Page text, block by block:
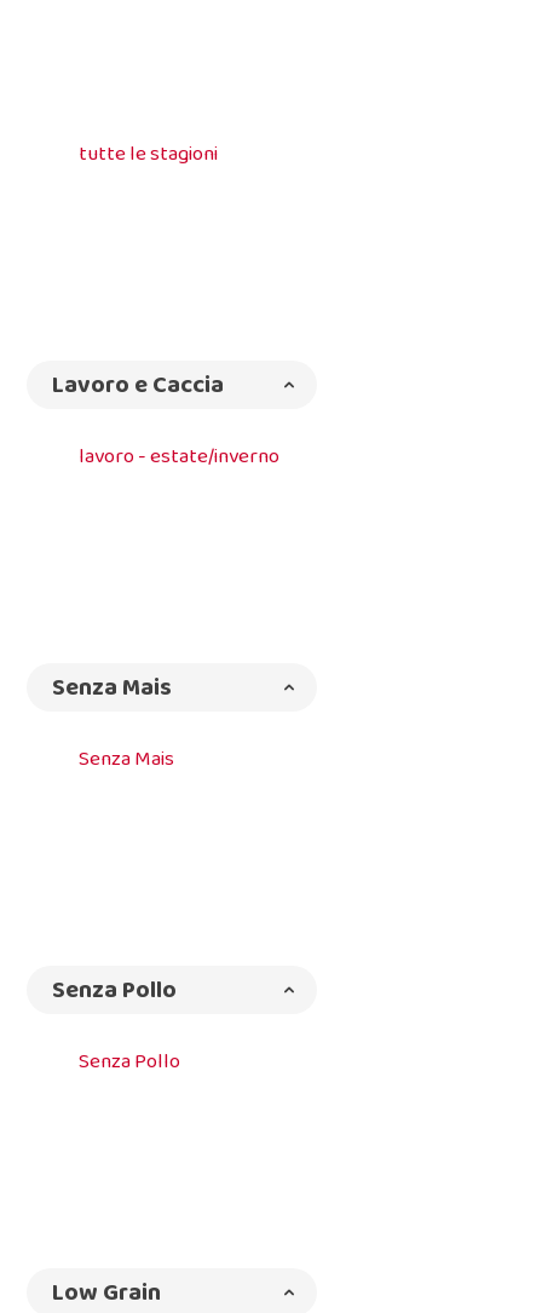
tutte le stagioni
Lavoro e Caccia
lavoro - estate/inverno
Senza Mais
Senza Mais
Senza Pollo
Senza Pollo
Low Grain